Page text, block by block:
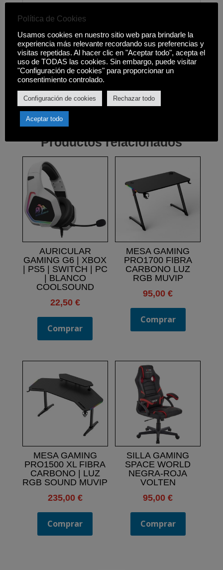
clase 2 que aporta una gran seguridad y
estabilidad en todas las posiciones.
• Altura regulable
Con el sólido sistema de pistón de gas,
podrás regular y ajustar la altura más
conveniente para tu espacio de juego o
Productos relacionados
AURICULAR
GAMING G6 | XBOX
| PS5 | SWITCH | PC
| BLANCO
COOLSOUND
22,50 €
Comprar
MESA GAMING
PRO1700 FIBRA
CARBONO LUZ
RGB MUVIP
95,00€
Comprar
MESA GAMING
PRO1500 XL FIBRA
CARBONO | LUZ
RGB SOUND MUVIP
235,00 €
Comprar
SILLA GAMING
SPACE WORLD
NEGRA-ROJA
VOLTEN
95,00€
Comprar
Política de Cookies
Usamos cookies en nuestro sitio web para brindarle la
experiencia más relevante recordando sus preferencias y
visitas repetidas. Al hacer clic en "Aceptar todo", acepta el
uso de TODAS las cookies. Sin embargo, puede visitar
"Configuración de cookies" para proporcionar un
consentimiento controlado.
Configuración de cookies Rechazar todo
Aceptar todo